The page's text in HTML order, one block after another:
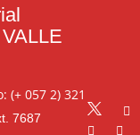
(+ 057 2) 321
7687